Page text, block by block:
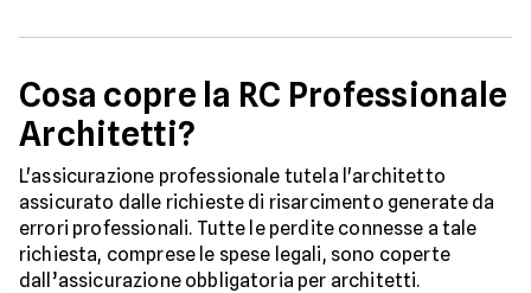
Cosa copre la RC Professionale
Architetti?
L'assicurazione professionale tutela l'architetto
assicurato dalle richieste di risarcimento generate da
errori professionali. Tutte le perdite connesse a tale
richiesta, comprese le spese legali, sono coperte
dall’assicurazione obbligatoria per architetti.